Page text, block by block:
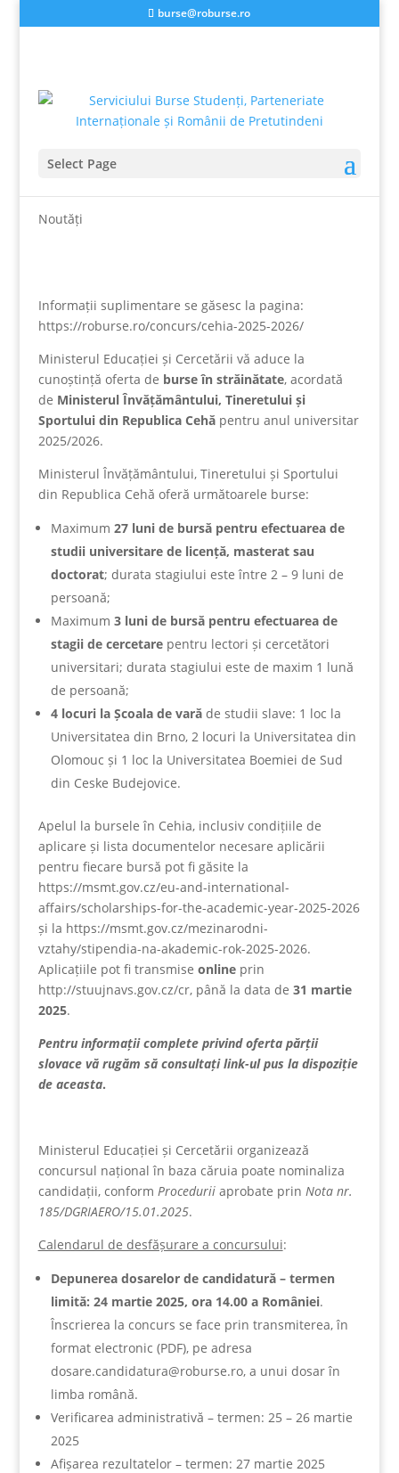
burse@roburse.ro
Select Page
Noutăți
Informații suplimentare se găsesc la pagina:
https://roburse.ro/concurs/cehia-2025-2026/
Ministerul Educației și Cercetării vă aduce la
cunoștință oferta de burse în străinătate, acordată
de Ministerul Învățământului, Tineretului și
Sportului din Republica Cehă pentru anul universitar
2025/2026.
Ministerul Învățământului, Tineretului și Sportului
din Republica Cehă oferă următoarele burse:
Maximum 27 luni de bursă pentru efectuarea de
studii universitare de licență, masterat sau
doctorat; durata stagiului este între 2 – 9 luni de
persoană;
Maximum 3 luni de bursă pentru efectuarea de
stagii de cercetarepentru lectori și cercetători
universitari; durata stagiului este de maxim 1 lună
de persoană;
4 locuri la Școala de varăde studii slave: 1 loc la
Universitatea din Brno, 2 locuri la Universitatea din
Olomouc și 1 loc la Universitatea Boemiei de Sud
din Ceske Budejovice.
Apelul la bursele în Cehia, inclusiv condițiile de
aplicare și lista documentelor necesare aplicării
pentru fiecare bursă pot fi găsite la
https://msmt.gov.cz/eu-and-international-
affairs/scholarships-for-the-academic-year-2025-2026
și la https://msmt.gov.cz/mezinarodni-
vztahy/stipendia-na-akademic-rok-2025-2026.
Aplicațiile pot fi transmise onlineprin
http://stuujnavs.gov.cz/cr, până la data de 31 martie
2025.
Pentru informații complete privind oferta părții
slovace vă rugăm să consultați link-ul pus la dispoziție
de aceasta.
Ministerul Educației și Cercetării organizează
concursul național în baza căruia poate nominaliza
candidații, conform Procedurii aprobate prin Nota nr.
185/DGRIAERO/15.01.2025.
Calendarul de desfășurare a concursului:
Depunerea dosarelor de candidatură – termen
limită: 24 martie 2025, ora 14.00 a României.
Înscrierea la concurs se face prin transmiterea, în
format electronic (PDF), pe adresa
dosare.candidatura@roburse.ro, a unui dosar în
limba română.
Verificarea administrativă – termen: 25 – 26 martie
2025
Afișarea rezultatelor – termen: 27 martie 2025